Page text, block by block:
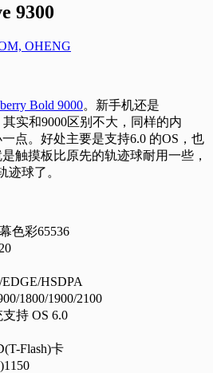
9300
OHENG
Bold 9000。新手机还是
其实和9000区别不大，同样的内
点。好处主要是支持6.0 的OS，也
触摸板比原先的轨迹球耐用一些，
迹球了。
色彩65536
HSDPA
1800/1900/2100
持 OS 6.0
Flash)卡